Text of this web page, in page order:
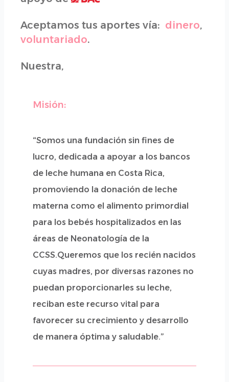
Aceptamos tus aportes vía: dinero,
voluntariado.
Nuestra,
Misión:
“Somos una fundación sin fines de
lucro, dedicada a apoyar a los bancos
de leche humana en Costa Rica,
promoviendo la donación de leche
materna como el alimento primordial
para los bebés hospitalizados en las
áreas de Neonatología de la
CCSS.Queremos que los recién nacidos
cuyas madres, por diversas razones no
puedan proporcionarles su leche,
reciban este recurso vital para
favorecer su crecimiento y desarrollo
de manera óptima y saludable.”